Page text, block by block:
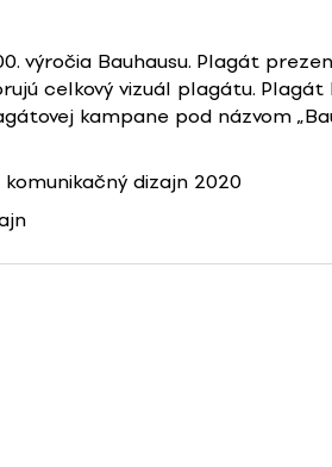
výročia Bauhausu. Plagát
celkový vizuál plagátu.
kampane pod názvom
dizajn 2020